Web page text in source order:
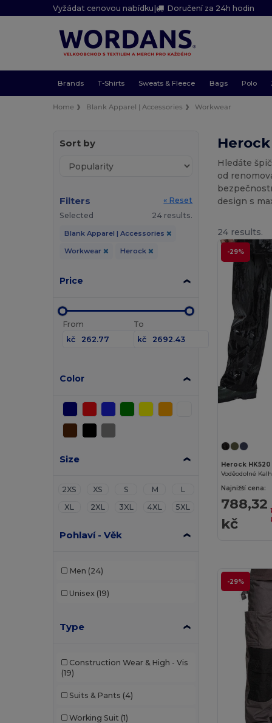
Vyžádat cenovou nabídku| Doručení za 24h hodin
Brands T-Shirts Sweats & Fleece Bags Polo
Home Blank Apparel | Accessories Workwear
Sort by
Filters
« Reset
Selected
24 results.
Blank Apparel | Accessories
Workwear Herock
Price
From
kč
To
kč
Color
Size
2XS XS S M
L
XL
2XL 3XL 4XL 5XL
Pohlaví - Věk
Men (24)
Unisex (19)
Type
Construction Wear & High - Vis
(19)
Suits & Pants (4)
Working Suit (1)
Hledáte
od
design s
24 results.
-29%
Herock HK520
Voděodolné
Najnižší cena:
788,32
kč
-29%